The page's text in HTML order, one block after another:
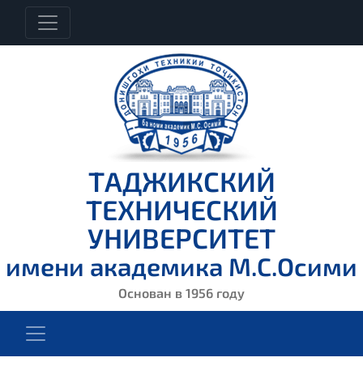
ТАДЖИКСКИЙ
ТЕХНИЧЕСКИЙ
УНИВЕРСИТЕТ
имени академика М.С.Осими
Основан в 1956 году